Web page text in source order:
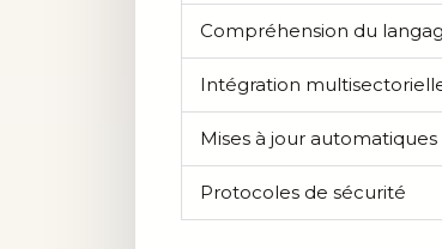
Compréhension du
Intégration
Mises à jour automatiques
Protocoles de sécurité